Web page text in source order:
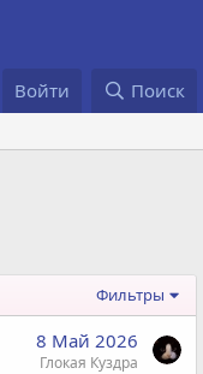
Войти Поиск
Фильтры
8 Май 2026
Глокая Куздра